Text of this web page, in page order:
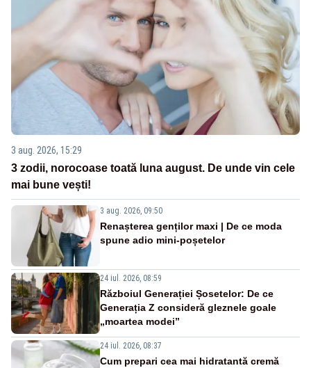
3 aug. 2026, 15:29
3 zodii, norocoase toată luna august. De unde vin cele
mai bune vești!
3 aug. 2026, 09:50
Renașterea genților maxi | De ce moda
spune adio mini-poșetelor
24 iul. 2026, 08:59
Războiul Generației Șosetelor: De ce
Generația Z consideră gleznele goale
„moartea modei”
24 iul. 2026, 08:37
Cum prepari cea mai hidratantă cremă